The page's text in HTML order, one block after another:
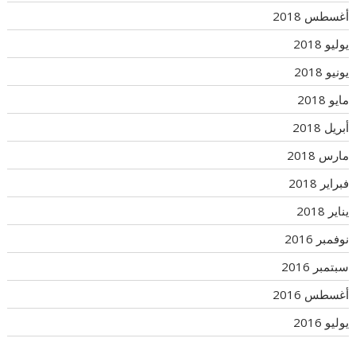
أغسطس 2018
يوليو 2018
يونيو 2018
مايو 2018
أبريل 2018
مارس 2018
فبراير 2018
يناير 2018
نوفمبر 2016
سبتمبر 2016
أغسطس 2016
يوليو 2016